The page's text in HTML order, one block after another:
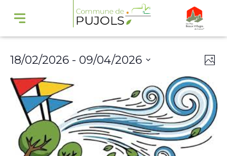
18/02/2026 - 09/04/2026
Select
date.